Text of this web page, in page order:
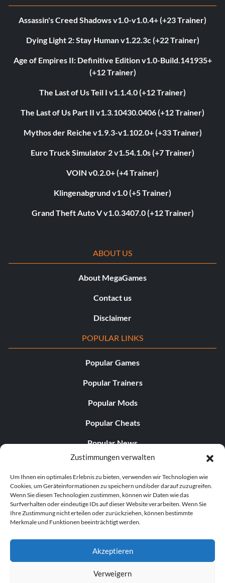
Zustimmungen verwalten
Um Ihnen ein optimales Erlebnis zu bieten, verwenden wir Technologien wie
Cookies, um Geräteinformationen zu speichern und/oder darauf zuzugreifen.
Wenn Sie diesen Technologien zustimmen, können wir Daten wie das
Surfverhalten oder eindeutige IDs auf dieser Website verarbeiten. Wenn Sie
Ihre Zustimmung nicht erteilen oder zurückziehen, können bestimmte
Merkmale und Funktionen beeinträchtigt werden.
Akzeptieren
Verweigern
Assassin's Creed Shadows v1.0-v1.0.4+ (+23 Trainer)
Dying Light 2: Stay Human v1.22.3c (+22 Trainer)
Age of Empires II: Definitive Edition v1.0-Build.141935+
(+12 Trainer)
The Last of Us Teil I v1.1.4.0 (+12 Trainer)
The Last of Us Part II v1.3.10430.0406 (+12 Trainer)
Mythos der Reiche v1.9.3-v1.102.0+ (+33 Trainer)
Euro Truck Simulator 2 v1.54.1.0s (+7 Trainer)
VOIN v0.2.0+ (+4 Trainer)
Klingenabgrund v1.0 (+5 Trainer)
Grand Theft Auto V v1.0.3407.0 (+12 Trainer)
ABOUT US
About MegaGames
Contact us
Disclaimer
POPULAR LINKS
Popular Games
Popular Trainers
Popular Mods
Popular Cheats
Popular News
Popular Editorials
Popular Free Games
LATEST UPDATES